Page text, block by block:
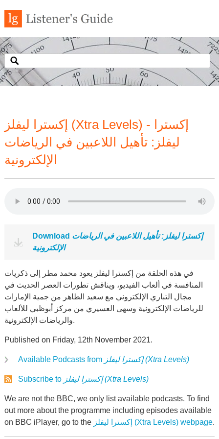
إكسترا ليفلز (Xtra Levels) - إكسترا
ليفلز: تأهيل اللاعبين في الرياضات
الإلكترونية
Download إكسترا ليفلز: تأهيل اللاعبين في الرياضات
الإلكترونية
في هذه الحلقة من إكسترا ليفلز يعود محمد مطر إلى ذكريات
المنافسة في ألعاب الفيديو، ويناقش تطورات العصر الحديث في
مجال التباري الإلكتروني مع سعيد الطاهر من جمية الإمارات
للرياضات الإلكترونية وسهى العسيري من مركز أبوظبي للألعاب
والرياضات الإلكترونية.
Published on Friday, 12th November 2021.
Available Podcasts from إكسترا ليفلز (Xtra Levels)
Subscribe to إكسترا ليفلز (Xtra Levels)
We are not the BBC, we only list available podcasts. To find
out more about the programme including episodes available
on BBC iPlayer, go to the
إكسترا ليفلز (Xtra Levels) webpage.